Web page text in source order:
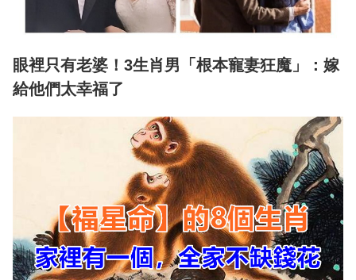
眼裡只有老婆！3生肖男「根本寵妻狂魔」：嫁
給他們太幸福了